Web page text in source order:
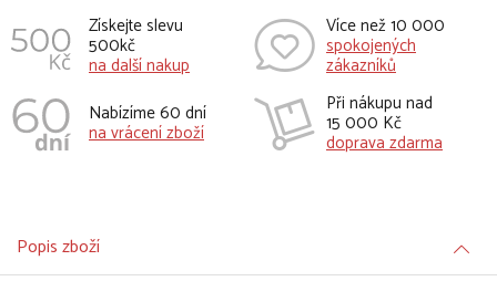
Získejte slevu
500kč
na další nakup
Více než 10 000
spokojených
zákazníků
Nabízíme 60 dní
na vrácení zboží
Při nákupu nad
15 000 Kč
doprava zdarma
Popis zboží